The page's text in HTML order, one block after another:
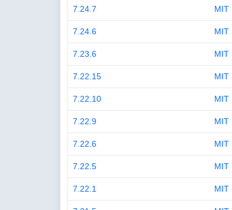
7.24.7 MIT
7.24.6 MIT
7.23.6 MIT
7.22.15 MIT
7.22.10 MIT
7.22.9 MIT
7.22.6 MIT
7.22.5 MIT
7.22.1 MIT